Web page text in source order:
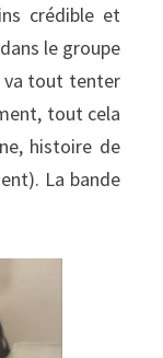
crédible et
le groupe
va tout tenter
tout cela
histoire de
La bande